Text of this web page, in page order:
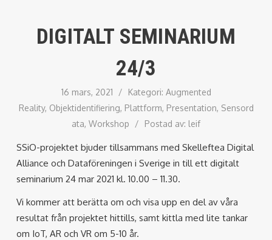
DIGITALT SEMINARIUM
24/3
16 mars, 2021 / Kategori: Augmented
Reality, Objektidentifiering, Plattform, Presentation, Sensord
ata, Workshop / Postad av: leif
SSiO-projektet bjuder tillsammans med Skelleftea Digital
Alliance och Dataföreningen i Sverige in till ett digitalt
seminarium 24 mar 2021 kl. 10.00 – 11.30.
Vi kommer att berätta om och visa upp en del av våra
resultat från projektet hittills, samt kittla med lite tankar
om IoT, AR och VR om 5-10 år.